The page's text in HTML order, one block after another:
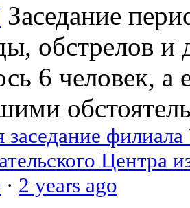
Заседание
обстрелов и
6 человек, а
заседание
Центра
· 2 years ago